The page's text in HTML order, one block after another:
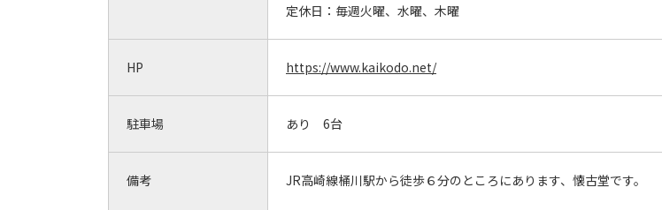
定休日： 毎週火曜、水曜、木曜
HP https://www.kaikodo.net/
駐車場 あり 6台
備考 JR高崎線桶川駅から徒歩６分のところにあります、懐古堂です。